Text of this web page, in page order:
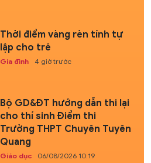
Thời điểm vàng rèn tính tự
lập cho trẻ
Gia đình 4 giờ trước
Bộ GD&ĐT hướng dẫn thi lại
cho thí sinh Điểm thi
Trường THPT Chuyên Tuyên
Quang
Giáo dục 06/08/2026 10:19